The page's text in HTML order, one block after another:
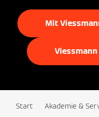
Mit
Start Akademie &